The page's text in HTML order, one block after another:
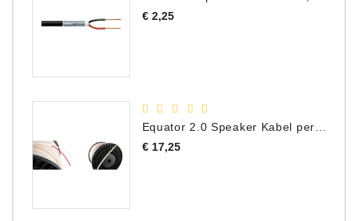
€ 2,25Prijs
Equator 2.0 Speaker Kabel per meter
€ 17,25Prijs